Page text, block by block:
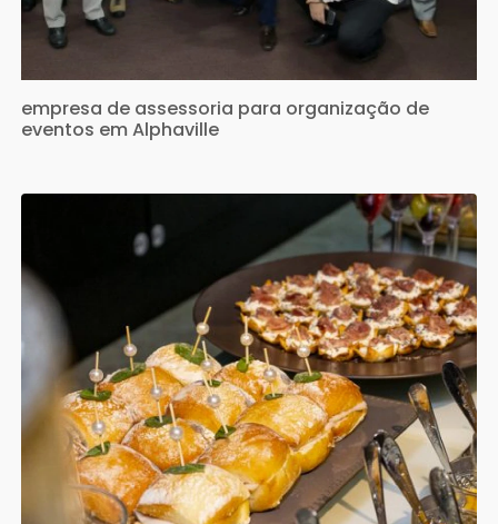
empresa de assessoria para organização de
eventos em Alphaville